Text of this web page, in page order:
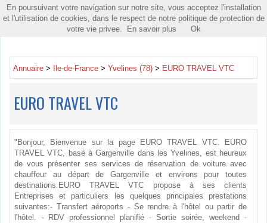
Toggle
Annuaire > Ile-de-France > Yvelines (78) > EURO TRAVEL VTC
EURO TRAVEL VTC
"Bonjour, Bienvenue sur la page EURO TRAVEL VTC. EURO
TRAVEL VTC, basé à Gargenville dans les Yvelines, est heureux
de vous présenter ses services de réservation de voiture avec
chauffeur au départ de Gargenville et environs pour toutes
destinations.EURO TRAVEL VTC propose à ses clients
Entreprises et particuliers les quelques principales prestations
suivantes:- Transfert aéroports - Se rendre à l'hôtel ou partir de
l'hôtel. - RDV professionnel planifié - Sortie soirée, weekend -
En poursuivant votre navigation sur notre site, vous acceptez l'installation
et l'utilisation de cookies, dans le respect de notre politique de protection de
votre vie privee.
En savoir plus Ok